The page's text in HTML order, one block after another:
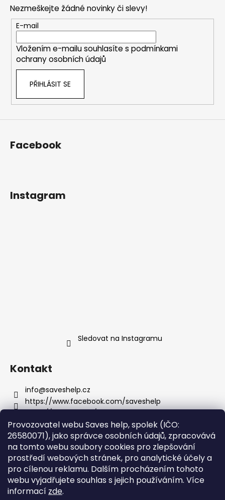
Provozovatel webu Saves help, spolek (IČO:
26580071), jako správce osobních údajů, zpracovává
na tomto webu soubory cookies pro zlepšování
prostředí webových stránek, pro analytické účely a
pro cílenou reklamu. Dalším procházením tohoto
webu vyjadřujete souhlas s jejich používáním. Více
informací zde.
Nezmeškejte žádné novinky či slevy!
E-mail
Vložením e-mailu souhlasíte s podmínkami
ochrany osobních údajů
PŘIHLÁSIT SE
Facebook
Instagram
Sledovat na Instagramu
Kontakt
info@saveshelp.cz
https://www.facebook.com/saveshelp
https://twitter.com/saves_help
saveshelp
Informace pro vás
Obchodní podmínky
Podmínky ochrany osobních údajů